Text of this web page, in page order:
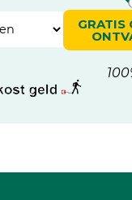
GRATIS